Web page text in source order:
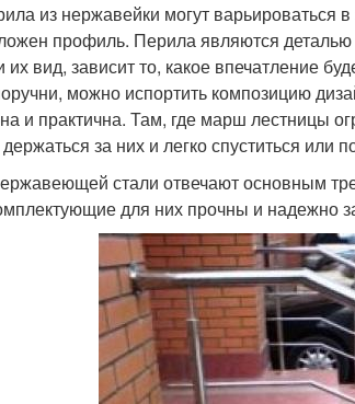
из нержавейки могут варьироваться
профиль. Перила являются
их вид, зависит то, какое впечатление
можно испортить композицию
и практична. Там, где марш лестницы
за них и легко спуститься или
стали отвечают основным
для них прочны и надежно